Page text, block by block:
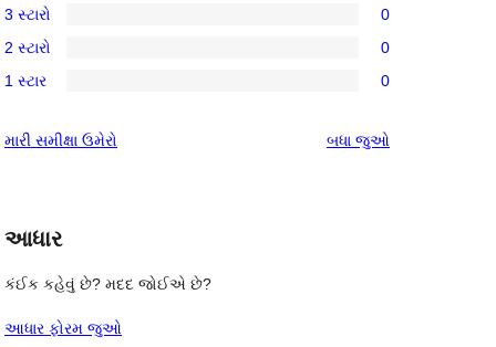
સ્ટાર
સમીક્ષાઓ
4-
સ્ટાર
સમીક્ષાઓ
3-
સ્ટાર
3 સ્ટારો 0
2-
સમીક્ષાઓ
2 સ્ટારો 0
સ્ટાર
1 સ્ટાર 0
મારી સમીક્ષા ઉમેરો બધા સમીક્ષાઓ
જુઓ
આધાર
કંઈક કહેવું છે? મદદ જોઈએ છે?
આધાર ફોરમ જુઓ